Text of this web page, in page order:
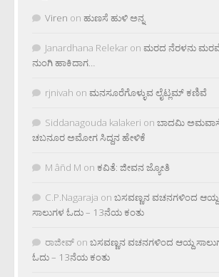
Viren on ಹುಣಸೆ ಹುಳಿ ಅನ್ನ
Janardhana Relekar on ಮರದ ನೆರಳನು
ನುಂಗಿ ಹಾಕಿದಾಗ…
rjnivah on ಮನಸೂರೆಗೊಳ್ಳುವ ಲೈಟ್ಲಮ್ ಕಣಿವೆ
Siddanagouda kalakeri on ಬಾದಮಿ
ಚಬನೂರ ಅಮೋಗ ಸಿದ್ದನ ಹೇಳಿಕೆ
M âñd M on ಕವಿತೆ: ಜೀವನ ಜ್ಯೋತಿ
C.P.Nagaraja on ಬಸವಣ್ಣನ ವಚನಗಳಿಂದ ಆಯ್ದ
ಸಾಲುಗಳ ಓದು – 13ನೆಯ ಕಂತು
ರಾಜೀವ್ on ಬಸವಣ್ಣನ ವಚನಗಳಿಂದ ಆಯ್ದ
ಓದು – 13ನೆಯ ಕಂತು